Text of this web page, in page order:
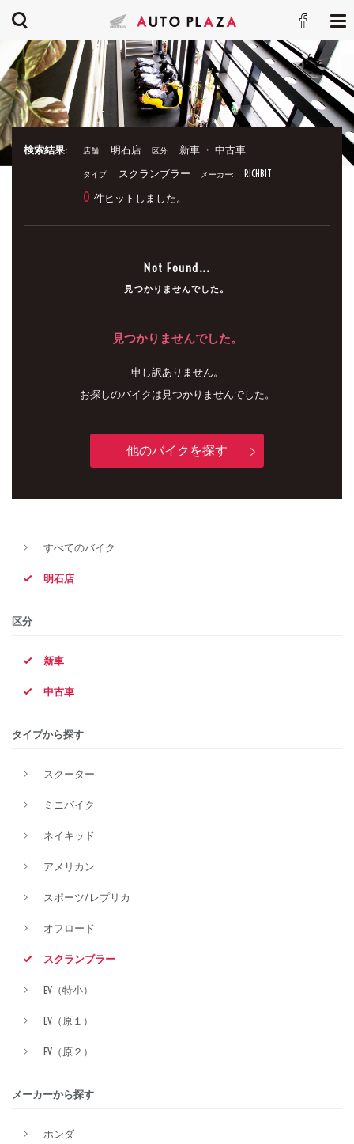
検索結果: 店舗: 明石店 区分: 新車 ・ 中古車
タイプ: スクランブラー メーカー: RICHBIT
0 件ヒットしました。
Not Found...
見つかりませんでした。
見つかりませんでした。
申し訳ありません。
お探しのバイクは見つかりませんでした。
他のバイクを探す
すべてのバイク
明石店
区分
新車
中古車
タイプから探す
スクーター
ミニバイク
ネイキッド
アメリカン
スポーツ/レプリカ
オフロード
スクランブラー
EV（特小）
EV（原１）
EV（原２）
メーカーから探す
ホンダ
メーカー
価格